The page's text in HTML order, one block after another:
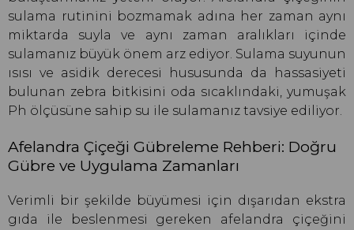
sulama rutinini bozmamak adına her zaman aynı
miktarda suyla ve aynı zaman aralıkları içinde
sulamanız büyük önem arz ediyor. Sulama suyunun
ısısı ve asidik derecesi hususunda da hassasiyeti
bulunan zebra bitkisini oda sıcaklındaki, yumuşak
Ph ölçüsüne sahip su ile sulamanız tavsiye ediliyor.
Afelandra Çiçeği Gübreleme Rehberi: Doğru
Gübre ve Uygulama Zamanları
Verimli bir şekilde büyümesi için dışarıdan ekstra
gıda ile beslenmesi gereken afelandra çiçeğini